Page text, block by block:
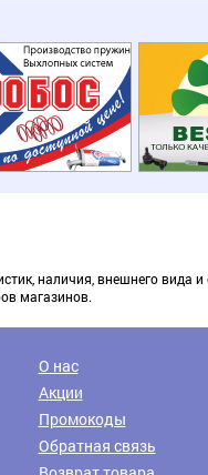
наличия, внешнего вида
магазинов.
О нас
Акции
Промокоды
Обратная связь